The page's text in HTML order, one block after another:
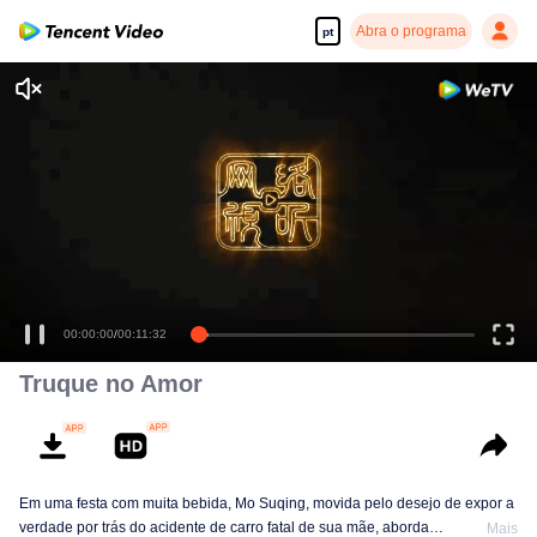
pt Abra o programa
00:00:00/00:11:32
Truque no Amor
Em uma festa com muita bebida, Mo Suqing, movida pelo desejo de expor a
verdade por trás do acidente de carro fatal de sua mãe, aborda
Mais